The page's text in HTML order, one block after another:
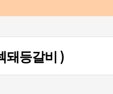
돼등갈비 )